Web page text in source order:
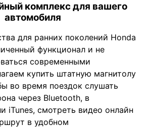
комплекс для вашего
автомобиля
для ранних поколений Honda
функционал и не
современными
купить штатную магнитолу
во время поездок слушать
через Bluetooth, в
iTunes, смотреть видео онлайн
в удобном